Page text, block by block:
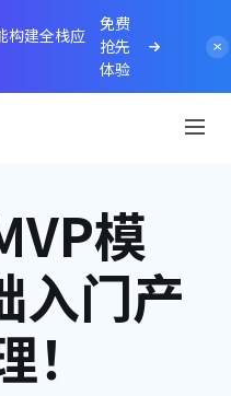
构建全栈应
免费
抢先
体验
模
入门产